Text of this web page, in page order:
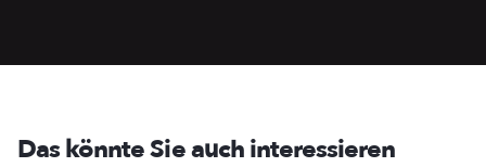
Das könnte Sie auch interessieren